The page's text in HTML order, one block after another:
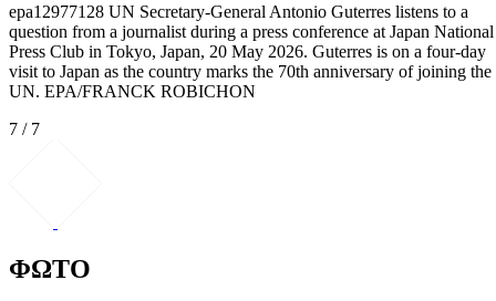
epa12977128 UN Secretary-General Antonio Guterres listens to a
question from a journalist during a press conference at Japan National
Press Club in Tokyo, Japan, 20 May 2026. Guterres is on a four-day
visit to Japan as the country marks the 70th anniversary of joining the
UN. EPA/FRANCK ROBICHON
7 / 7
ΦΩΤΟ